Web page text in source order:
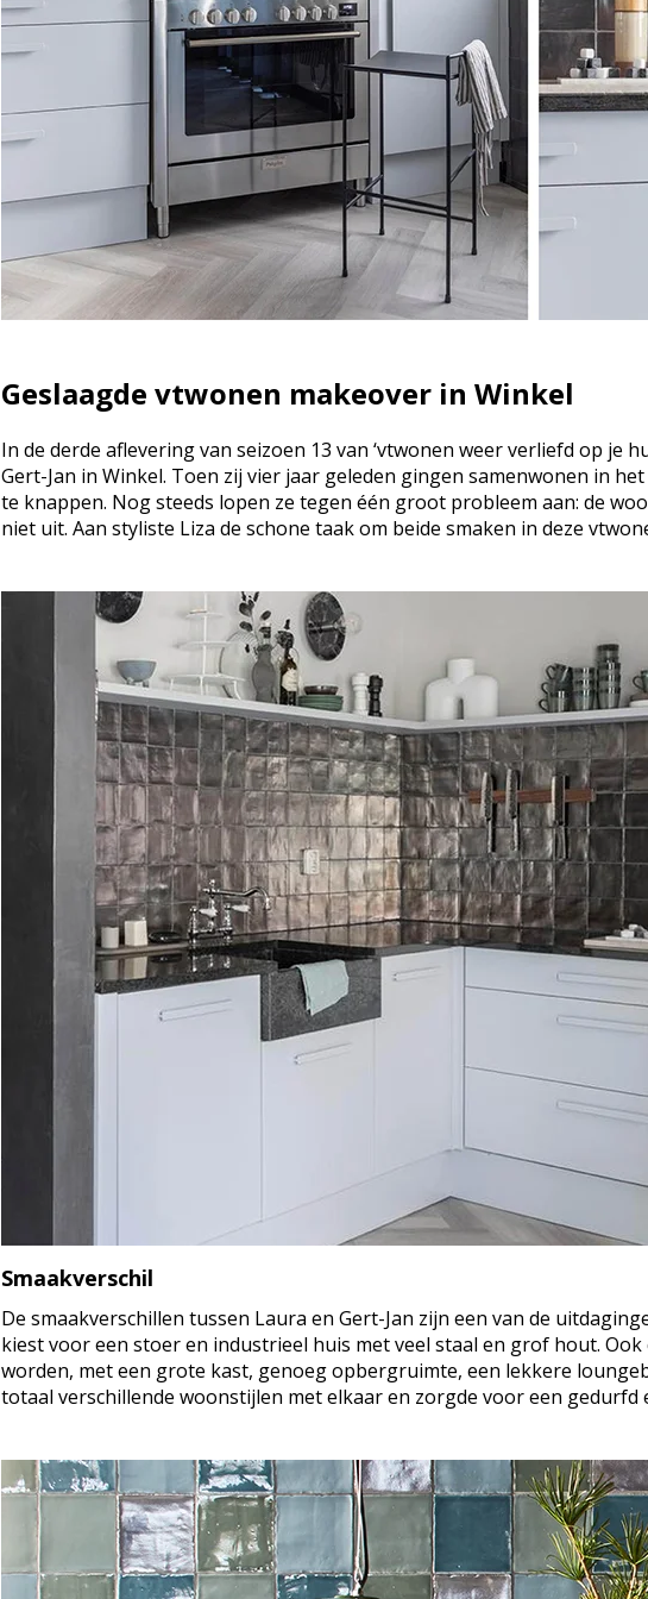
Geslaagde vtwonen makeover in Winkel
In de derde aflevering van seizoen 13 van ‘vtwonen weer verliefd op je
Gert-Jan in Winkel. Toen zij vier jaar geleden gingen samenwonen in
te knappen. Nog steeds lopen ze tegen één groot probleem aan: de
niet uit. Aan styliste Liza de schone taak om beide smaken in deze
Smaakverschil
De smaakverschillen tussen Laura en Gert-Jan zijn een van de
kiest voor een stoer en industrieel huis met veel staal en grof hout.
worden, met een grote kast, genoeg opbergruimte, een lekkere
totaal verschillende woonstijlen met elkaar en zorgde voor een gedurfd